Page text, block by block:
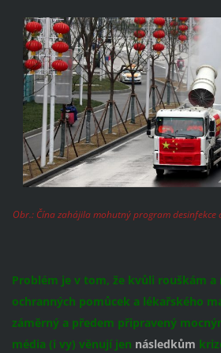
Obr.: Čína zahájila mohutný program desinfekce
Problém je v tom, že kvůli rouškám a
ochranných pomůcek a lékařského
záměrný a předem připravený
média (i vy) věnují jen následkům